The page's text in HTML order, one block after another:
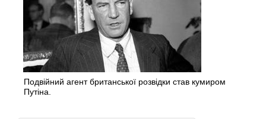
Подвійний агент британської розвідки став кумиром
Путіна.